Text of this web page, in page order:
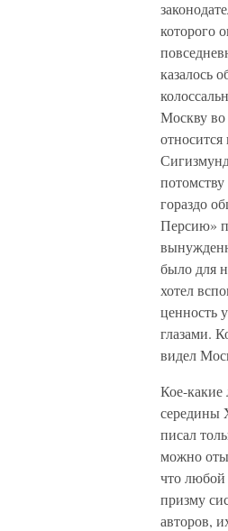
которого
казалось
Москву во
гораздо
Персию»
было для
хотел
ценность
глазами.
видел
Кое-
середины
писал
можно
что любой
призму
авторов,